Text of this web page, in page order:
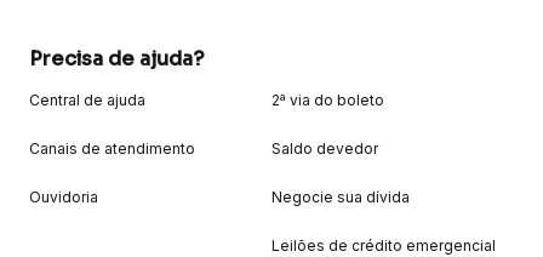
Precisa de ajuda?
Central de ajuda
Canais de atendimento
Ouvidoria
2ª via do boleto
Saldo devedor
Negocie sua dívida
Leilões de crédito emergencial